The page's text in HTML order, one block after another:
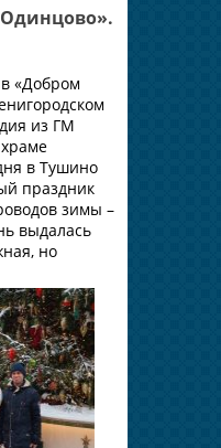
«Добром
из ГМ
в Тушино
праздник
зимы –
выдалась
но